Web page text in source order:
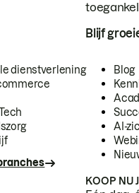
dienstverlening
Blijf
Blog
AI-
KOOP NU